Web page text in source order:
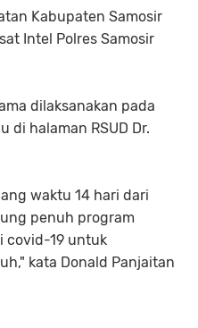
Kabupaten Samosir
Intel Polres Samosir
dilaksanakan pada
di halaman RSUD Dr.
waktu 14 hari dari
penuh program
covid-19 untuk
kata Donald Panjaitan